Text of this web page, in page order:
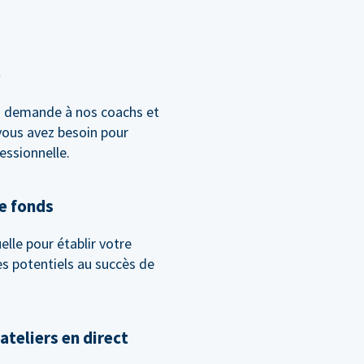
à nos coachs et
avez besoin pour
fonds
pour établir votre
potentiels au succès de
en direct